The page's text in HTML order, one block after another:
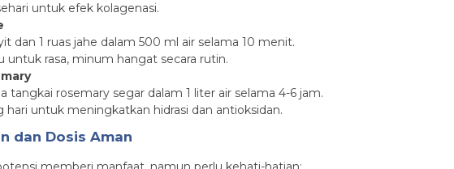
untuk efek kolagenasi.
dan 1 ruas jahe dalam 500 ml air selama 10 menit.
untuk rasa, minum hangat secara rutin.
tangkai rosemary segar dalam 1 liter air selama 4-6 jam.
hari untuk meningkatkan hidrasi dan antioksidan.
dan Dosis Aman